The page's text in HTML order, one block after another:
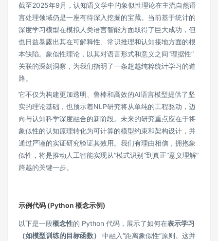
截至2025年9月，认知语义学中的象似性理论在主流自然语
言处理领域仍是一座有待深入挖掘的宝藏。当前基于统计的
深度学习模型在模拟人类语言智能方面取得了巨大成功，但
也日益暴露出其在可解释性、常识推理和认知接地方面的根
本缺陷。象似性理论，以其对语言形式和意义之间“理据性”
关联的深刻洞察，为我们指明了一条超越纯粹统计学习的道
路。
它不仅为构建更加透明、鲁棒和高效的AI语言模型提供了坚
实的理论基础，也预示着NLP研究将从单纯的工程驱动，迈
向与认知科学深度融合的新阶段。未来的研究重点应在于将
象似性的认知原理转化为可计算的模型约束和架构设计，并
通过严谨的实证研究验证其效用。我们有理由相信，拥抱象
似性，将是推动人工智能实现从“模式识别”到真正“意义理解”
跨越的关键一步。
示例代码 (Python 概念示例)
以下是一段概念性的 Python 代码，展示了如何在表示学习
（如模型训练的目标函数）
中融入“距离象似性”原则。这并